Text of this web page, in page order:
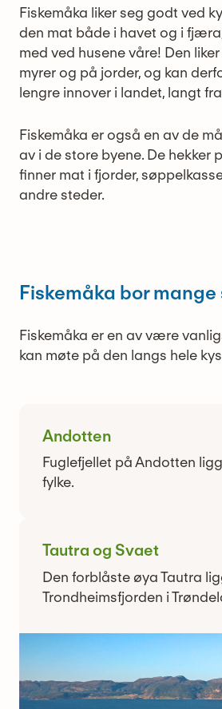
Fiskemåka liker seg godt ved
den mat både i havet og i
med ved husene våre! Den
myrer og på jorder, og kan
lengre innover i landet, langt
Fiskemåka er også en av de
av i de store byene. De hekker
finner mat i fjorder,
andre steder.
Fiskemåka bor
Fiskemåka er en av være
kan møte på den langs hele
Andotten
Fuglefjellet på Andotten
fylke.
Tautra og Svaet
Den forblåste øya Tautra
Trondheimsfjorden i